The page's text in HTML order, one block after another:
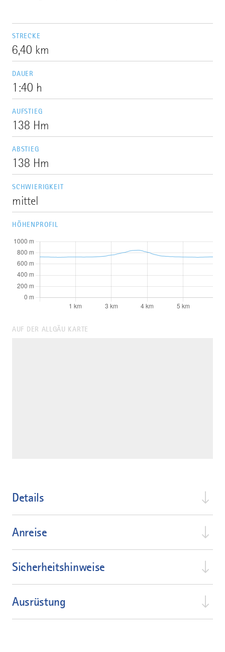
STRECKE
6,40 km
DAUER
1:40 h
AUFSTIEG
138 Hm
ABSTIEG
138 Hm
SCHWIERIGKEIT
mittel
HÖHENPROFIL
AUF DER ALLGÄU KARTE
Details
Anreise
Sicherheitshinweise
Ausrüstung